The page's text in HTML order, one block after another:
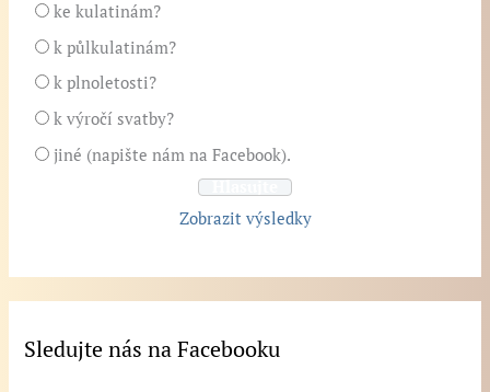
ke kulatinám?
k půlkulatinám?
k plnoletosti?
k výročí svatby?
jiné (napište nám na Facebook).
Zobrazit výsledky
Sledujte nás na Facebooku